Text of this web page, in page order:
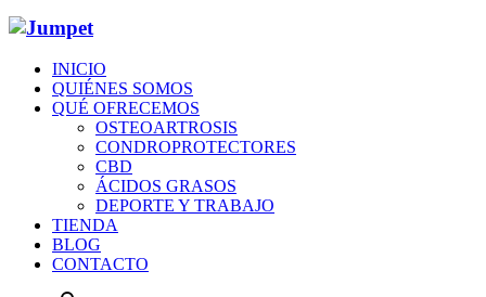
INICIO
QUIÉNES SOMOS
QUÉ OFRECEMOS
OSTEOARTROSIS
CONDROPROTECTORES
CBD
ÁCIDOS GRASOS
DEPORTE Y TRABAJO
TIENDA
BLOG
CONTACTO